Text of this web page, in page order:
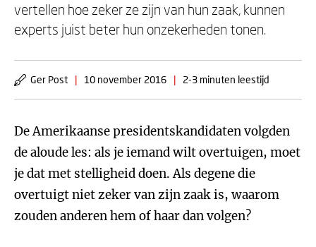
vertellen hoe zeker ze zijn van hun zaak, kunnen
experts juist beter hun onzekerheden tonen.
Ger Post | 10 november 2016 | 2-3 minuten leestijd
De Amerikaanse presidentskandidaten volgden
de aloude les: als je iemand wilt overtuigen, moet
je dat met stelligheid doen. Als degene die
overtuigt niet zeker van zijn zaak is, waarom
zouden anderen hem of haar dan volgen?